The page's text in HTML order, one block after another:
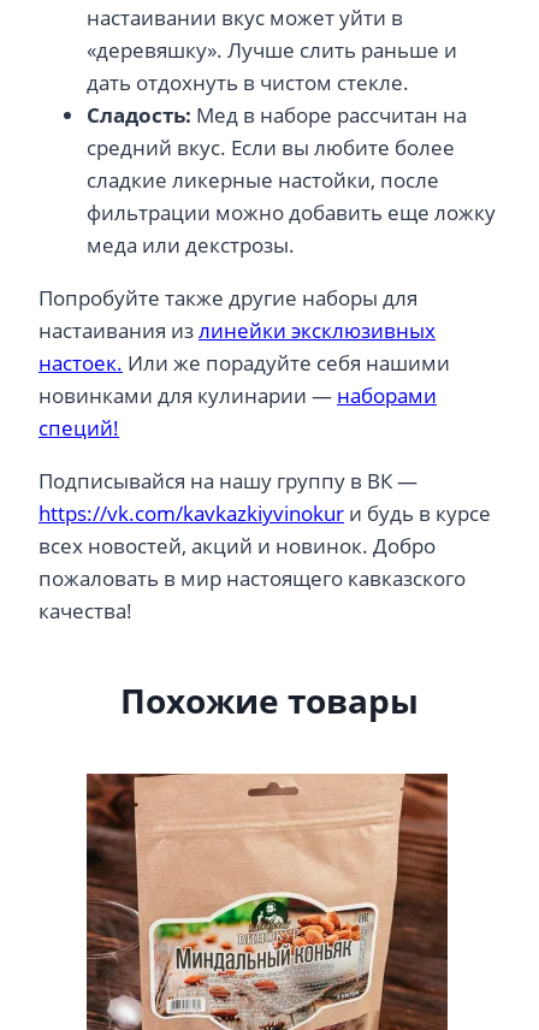
настаивании вкус может уйти в
«деревяшку». Лучше слить раньше и
дать отдохнуть в чистом стекле.
Сладость: Мед в наборе рассчитан на
средний вкус. Если вы любите более
сладкие ликерные настойки, после
фильтрации можно добавить еще ложку
меда или декстрозы.
Попробуйте также другие наборы для
настаивания излинейки эксклюзивных
настоек. Или же порадуйте себя нашими
новинками для кулинарии — наборами
специй!
Подписывайся на нашу группу в ВК —
https://vk.com/kavkazkiyvinokur и будь в курсе
всех новостей, акций и новинок. Добро
пожаловать в мир настоящего кавказского
качества!
Похожие товары